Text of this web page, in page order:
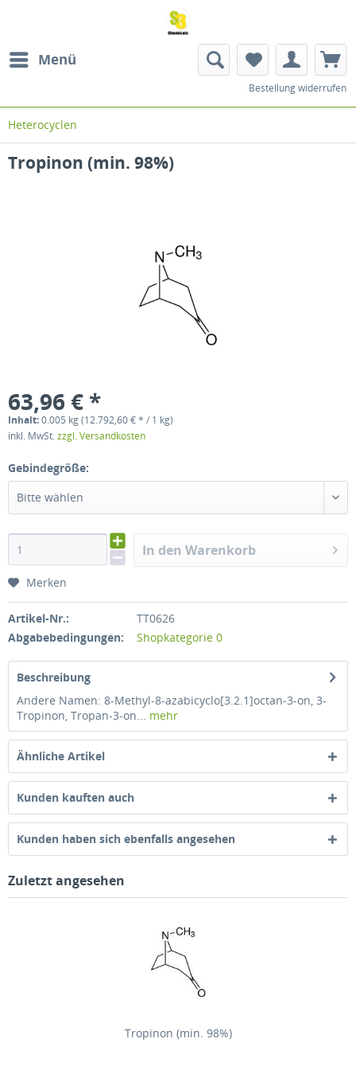
Menü
Bestellung widerrufen
Heterocyclen
Tropinon (min. 98%)
63,96 € *
Inhalt:0.005 kg (12.792,60 € * / 1 kg)
inkl. MwSt.zzgl. Versandkosten
Gebindegröße:
Bitte wählen
In den Warenkorb
Merken
Artikel-Nr.:
TT0626
Abgabebedingungen:
Shopkategorie 0
Beschreibung
Andere Namen: 8-Methyl-8-azabicyclo[3.2.1]octan-3-on, 3-
Tropinon, Tropan-3-on... mehr
Ähnliche Artikel
Kunden kauften auch
Kunden haben sich ebenfalls angesehen
Zuletzt angesehen
Tropinon (min. 98%)